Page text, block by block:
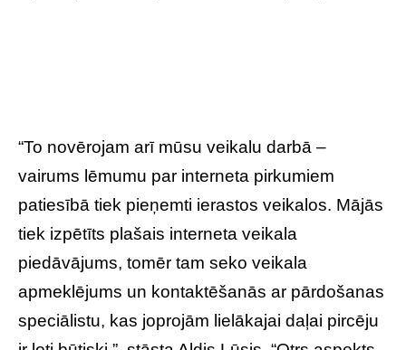
“To novērojam arī mūsu veikalu darbā –
vairums lēmumu par interneta pirkumiem
patiesībā tiek pieņemti ierastos veikalos. Mājās
tiek izpētīts plašais interneta veikala
piedāvājums, tomēr tam seko veikala
apmeklējums un kontaktēšanās ar pārdošanas
speciālistu, kas joprojām lielākajai daļai pircēju